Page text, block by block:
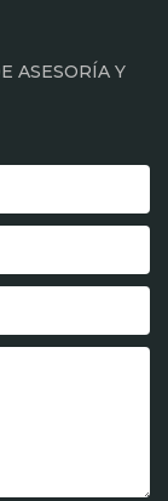
ASESORÍA Y